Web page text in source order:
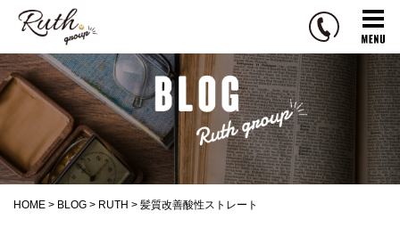
t
h
g
r
o
u
HOME > BLOG > RUTH > 髪質改善酸性ストレート